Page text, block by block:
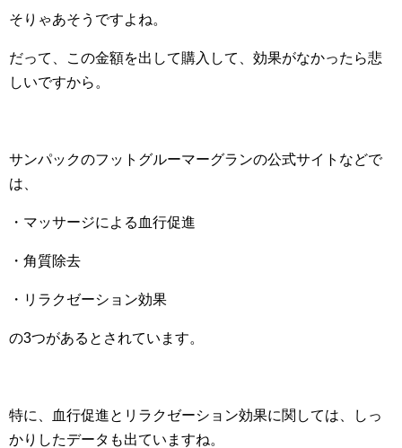
そりゃあそうですよね。
だって、この金額を出して購入して、効果がなかったら悲
しいですから。
サンパックのフットグルーマーグランの公式サイトなどで
は、
・マッサージによる血行促進
・角質除去
・リラクゼーション効果
の3つがあるとされています。
特に、血行促進とリラクゼーション効果に関しては、しっ
かりしたデータも出ていますね。